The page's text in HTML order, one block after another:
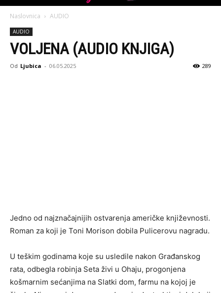
Naslovnica AUDIO
AUDIO
VOLJENA (AUDIO KNJIGA)
Od Ljubica - 06.05.2025 289
Jedno od najznačajnijih ostvarenja američke književnosti.
Roman za koji je Toni Morison dobila Pulicerovu nagradu.
U teškim godinama koje su usledile nakon Građanskog
rata, odbegla robinja Seta živi u Ohaju, progonjena
košmarnim sećanjima na Slatki dom, farmu na kojoj je